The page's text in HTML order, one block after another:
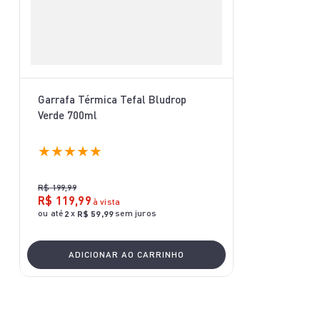
Garrafa Térmica Tefal Bludrop
Verde 700ml
★★★★★
R$ 199,99
R$ 119,99 à vista
ou até 2 x R$ 59,99sem juros
ADICIONAR AO CARRINHO